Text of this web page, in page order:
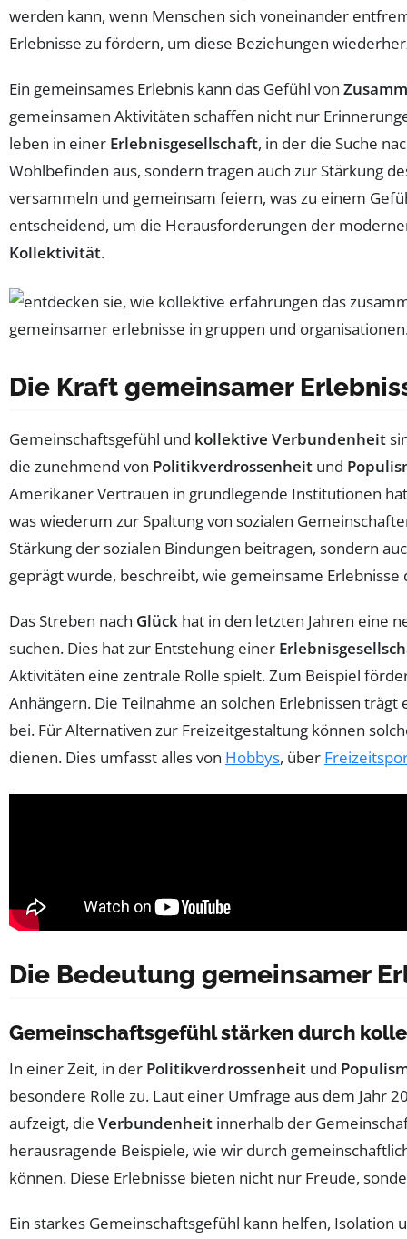
werden kann, wenn Menschen sich voneinander
Erlebnisse zu fördern, um diese Beziehungen
Ein gemeinsames Erlebnis kann das Gefühl von
gemeinsamen Aktivitäten schaffen nicht nur
leben in einer Erlebnisgesellschaft, in der die Suche
Wohlbefinden aus, sondern tragen auch zur Stärkung
versammeln und gemeinsam feiern, was zu einem
entscheidend, um die Herausforderungen der
Kollektivität.
Die Kraft gemeinsamer
Gemeinschaftsgefühl und kollektive Verbundenheit
die zunehmend von Politikverdrossenheit und
Amerikaner Vertrauen in grundlegende Institutionen
was wiederum zur Spaltung von sozialen
Stärkung der sozialen Bindungen beitragen, sondern
geprägt wurde, beschreibt, wie gemeinsame
Das Streben nach Glück hat in den letzten Jahren eine
suchen. Dies hat zur Entstehung einer
Aktivitäten eine zentrale Rolle spielt. Zum Beispiel
Anhängern. Die Teilnahme an solchen Erlebnissen
bei. Für Alternativen zur Freizeitgestaltung können
dienen. Dies umfasst alles von Hobbys, über
Die Bedeutung gemeinsamer
Gemeinschaftsgefühl stärken durch
In einer Zeit, in der Politikverdrossenheit und
besondere Rolle zu. Laut einer Umfrage aus dem
aufzeigt, die Verbundenheit innerhalb der
herausragende Beispiele, wie wir durch
können. Diese Erlebnisse bieten nicht nur Freude,
Ein starkes Gemeinschaftsgefühl kann helfen,